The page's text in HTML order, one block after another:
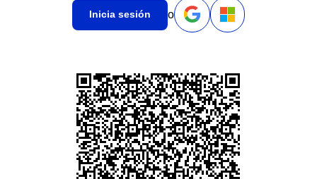
Inicia sesión o